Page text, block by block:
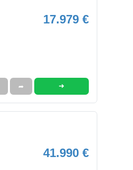
17.979 €
➦ ➜
41.990 €